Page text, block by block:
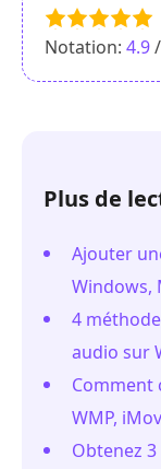
Notation: 4.9
Plus de
Ajouter
Windows,
4
audio sur
Comment
WMP,
Obtenez